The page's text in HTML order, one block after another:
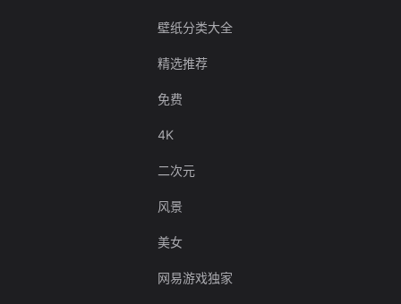
壁纸分类大全
精选推荐
免费
4K
二次元
风景
美女
网易游戏独家